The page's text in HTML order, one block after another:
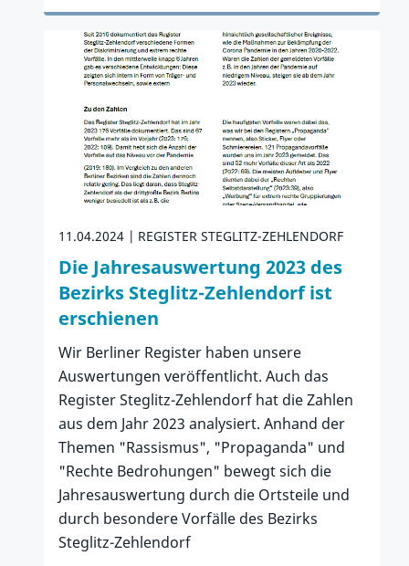
Zum Artikel
11.04.2024 REGISTER STEGLITZ-ZEHLENDORF
Die Jahresauswertung 2023 des
Bezirks Steglitz-Zehlendorf ist
erschienen
Wir Berliner Register haben unsere
Auswertungen veröffentlicht. Auch das
Register Steglitz-Zehlendorf hat die Zahlen
aus dem Jahr 2023 analysiert. Anhand der
Themen "Rassismus", "Propaganda" und
"Rechte Bedrohungen" bewegt sich die
Jahresauswertung durch die Ortsteile und
durch besondere Vorfälle des Bezirks
Steglitz-Zehlendorf